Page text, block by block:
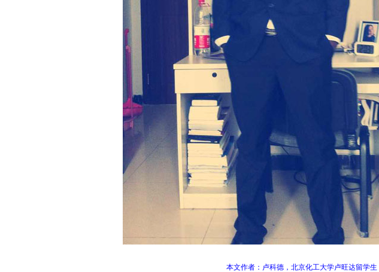
本文作者：卢科德，北京化工大学卢旺达留学生